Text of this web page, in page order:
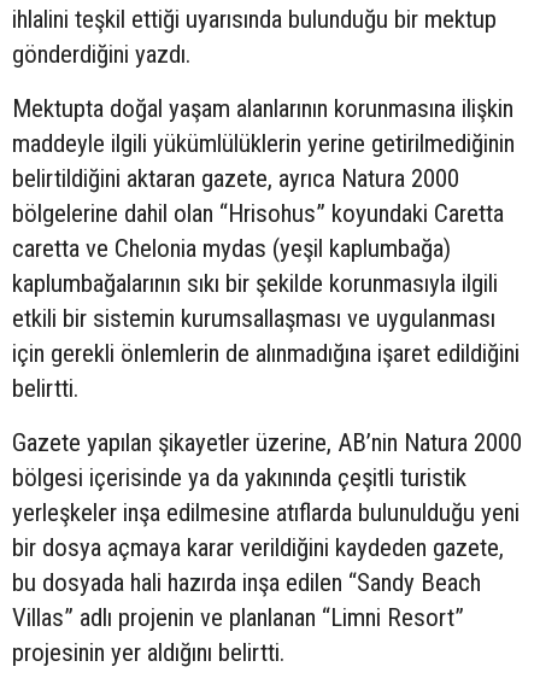
ihlalini teşkil ettiği uyarısında bulunduğu bir mektup
gönderdiğini yazdı.
Mektupta doğal yaşam alanlarının korunmasına ilişkin
maddeyle ilgili yükümlülüklerin yerine getirilmediğinin
belirtildiğini aktaran gazete, ayrıca Natura 2000
bölgelerine dahil olan “Hrisohus” koyundaki Caretta
caretta ve Chelonia mydas (yeşil kaplumbağa)
kaplumbağalarının sıkı bir şekilde korunmasıyla ilgili
etkili bir sistemin kurumsallaşması ve uygulanması
için gerekli önlemlerin de alınmadığına işaret edildiğini
belirtti.
Gazete yapılan şikayetler üzerine, AB’nin Natura 2000
bölgesi içerisinde ya da yakınında çeşitli turistik
yerleşkeler inşa edilmesine atıflarda bulunulduğu yeni
bir dosya açmaya karar verildiğini kaydeden gazete,
bu dosyada hali hazırda inşa edilen “Sandy Beach
Villas” adlı projenin ve planlanan “Limni Resort”
projesinin yer aldığını belirtti.